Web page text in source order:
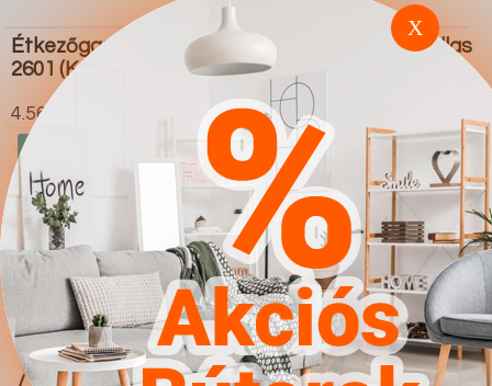
Étkezőgarnitúra Dallas
2601 (Kék Fekete)
4.567Ft
Részletek
Butor1.hu
Étkezőgarnitúra Dallas
2062
4.567Ft
Ugrás a
boltba
Részletek
Butor1.hu
X